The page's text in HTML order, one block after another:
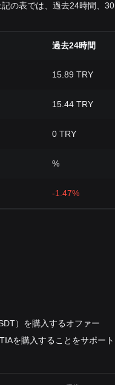
の表では、過去24時間、
過去24時間
15.89 TRY
15.44 TRY
0 TRY
%
-1.47%
）を購入するオファー
を購入することをサポー